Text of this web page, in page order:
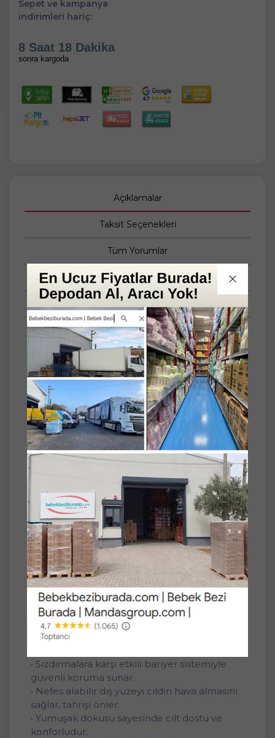
Sepet ve kampanya
indirimleri hariç:
8 Saat 18 Dakika
sonra kargoda
Açıklamalar
Taksit Seçenekleri
Tüm Yorumlar
Tüm Sorular
Mesane Pedi
Beden M (Orta)
Set 18'li
Damla Sayısı 7 Damla
Canped Mesane Pedi Klasik M - Orta Erkek
216 Adet (18PK*12)
Canped Mesane Pedi, erkek kullanıcılar için
özel olarak tasarlanmış sızdırmaz ve konforlu
yapısıyla günlük yaşamda güvenli koruma
sağlar. Orta seviye idrar kaçırma sorunu
yaşayan erkekler için ideal olan bu ürün,
yüksek emiciliği ve nefes alabilir yüzeyiyle
gün boyu kuru ve rahat hissettirir.
Ürün Özellikleri:
• Erkek anatomisine uygun özel tasarımı
sayesinde tam uyum sağlar.
• Yüksek emici tabakasıyla sıvıyı hızla emer,
• Sızdırmalara karşı etkili bariyer sistemiyle
güvenli koruma sunar.
• Nefes alabilir dış yüzeyi cildin hava almasını
sağlar, tahrişi önler.
• Yumuşak dokusu sayesinde cilt dostu ve
konforludur.